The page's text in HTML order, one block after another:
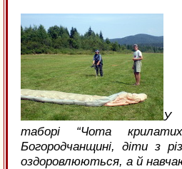
У
таборі “Чота
Богородчанщині, діти з
оздоровлюються, а й